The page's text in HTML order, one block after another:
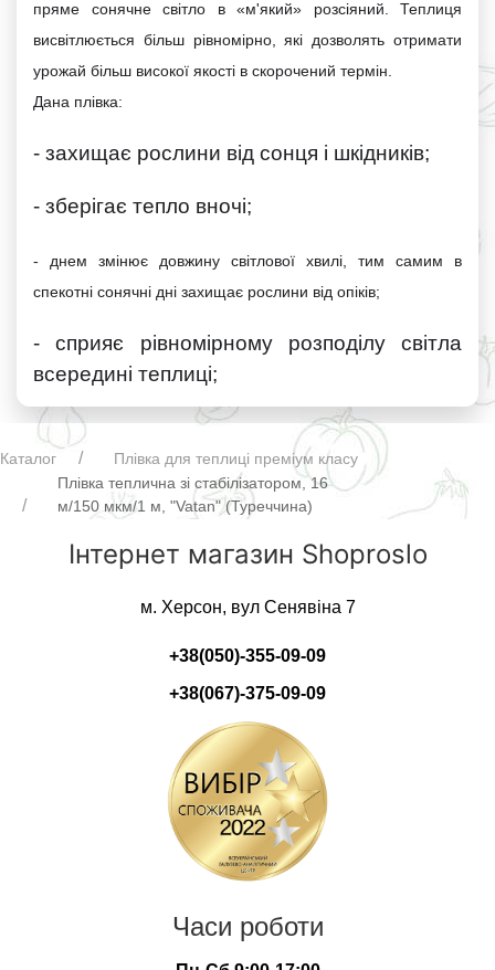
пряме сонячне світло в «м'який» розсіяний. Теплиця
висвітлюється більш рівномірно, які дозволять отримати
урожай більш високої якості в скорочений термін.
Дана плівка:
- захищає рослини від сонця і шкідників;
- зберігає тепло вночі;
- днем змінює довжину світлової хвилі, тим самим в
спекотні сонячні дні захищає рослини від опіків;
- сприяє рівномірному розподілу світла
всередині теплиці;
Каталог
Плівка для теплиці преміум класу
Плівка теплична зі стабілізатором, 16
м/150 мкм/1 м, "Vatan" (Туреччина)
Інтернет магазин Shoproslo
м. Херсон, вул Сенявіна 7
+38(050)-355-09-09
+38(067)-375-09-09
Часи роботи